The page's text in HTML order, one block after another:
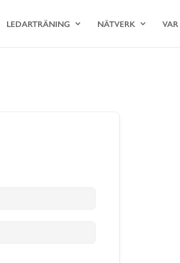
LEDARTRÄNING NÄTVERK